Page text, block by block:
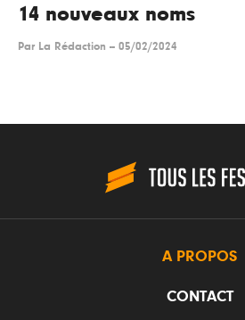
14 nouveaux noms
Par La Rédaction -- 05/02/2024
A PROPOS
CONTACT